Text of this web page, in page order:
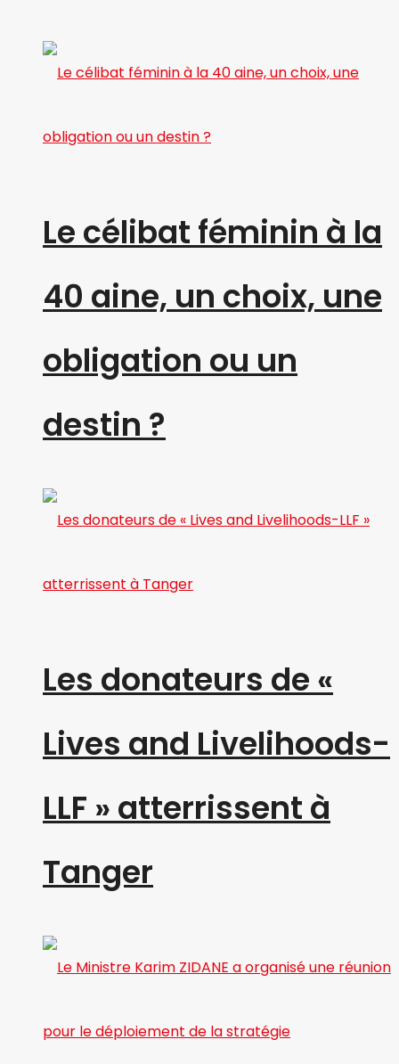
Le célibat féminin à la
40 aine, un choix, une
obligation ou un
destin ?
Les donateurs de «
Lives and Livelihoods-
LLF » atterrissent à
Tanger